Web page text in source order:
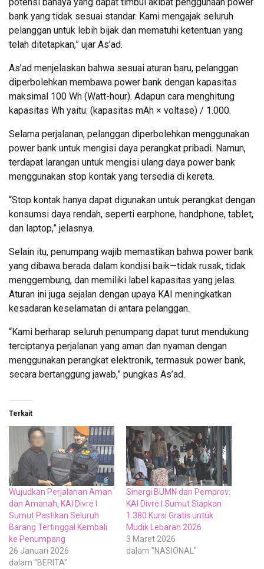
bank yang tidak sesuai standar. Kami mengajak seluruh
pelanggan untuk lebih bijak dan mematuhi ketentuan yang
telah ditetapkan,” ujar As’ad.
As’ad menjelaskan bahwa sesuai aturan baru, pelanggan
diperbolehkan membawa power bank dengan kapasitas
maksimal 100 Wh (Watt-hour). Adapun cara menghitung
kapasitas Wh yaitu: (kapasitas mAh × voltase) / 1.000.
Selama perjalanan, pelanggan diperbolehkan menggunakan
power bank untuk mengisi daya perangkat pribadi. Namun,
terdapat larangan untuk mengisi ulang daya power bank
menggunakan stop kontak yang tersedia di kereta.
“Stop kontak hanya dapat digunakan untuk perangkat dengan
konsumsi daya rendah, seperti earphone, handphone, tablet,
dan laptop,” jelasnya.
Selain itu, penumpang wajib memastikan bahwa power bank
yang dibawa berada dalam kondisi baik—tidak rusak, tidak
menggembung, dan memiliki label kapasitas yang jelas.
Aturan ini juga sejalan dengan upaya KAI meningkatkan
kesadaran keselamatan di antara pelanggan.
“Kami berharap seluruh penumpang dapat turut mendukung
terciptanya perjalanan yang aman dan nyaman dengan
menggunakan perangkat elektronik, termasuk power bank,
secara bertanggung jawab,” pungkas As’ad.
Terkait
Wujudkan Perjalanan Aman
dan Amanah, KAI Divre I
Sumut Pastikan Seluruh
Barang Tertinggal Kembali
ke Penumpang
26 Januari 2026
dalam "BERITA"
Sinergi BUMN dan Pemprov:
KAI Divre I Sumut Siapkan
1.380 Kursi Gratis untuk
Mudik Lebaran 2026
3 Maret 2026
dalam "NASIONAL"